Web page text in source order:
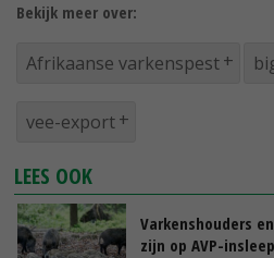
Bekijk meer over:
Afrikaanse varkenspest
vee-export
LEES OOK
Varkenshouders
zijn op AVP-insleep